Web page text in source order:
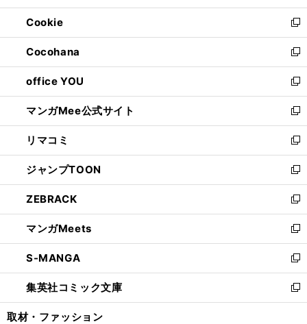
開
く
ウ
で
開
く
ン
ド
ウ
で
開
く
ウ
ィ
ン
ド
ウ
で
開
く
Cookie
新
し
い
ウ
ィ
ン
ド
ウ
で
開
く
Cocohana
新
し
い
ウ
ィ
ン
ド
ウ
で
開
く
office YOU
新
し
い
ウ
ィ
ン
ド
ウ
で
開
く
マンガMee公式サイト
新
し
い
ウ
ィ
ン
ド
ウ
で
開
く
リマコミ
新
し
い
ウ
ィ
ン
ド
ウ
で
開
く
ジャンプTOON
新
し
い
ウ
ィ
ン
ド
ウ
で
開
ZEBRACK
新
し
い
ウ
ィ
ン
ド
ウ
マンガMeets
新
し
い
ウ
ィ
ン
S-MANGA
新
し
い
ウ
集英社コミック文庫
新
し
取材・ファッション